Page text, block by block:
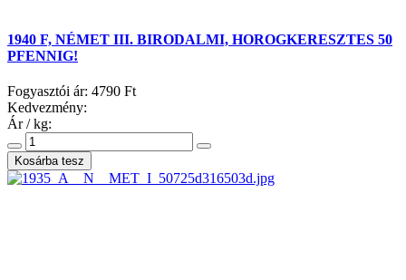
1940 F, NÉMET III. BIRODALMI, HOROGKERESZTES 50
PFENNIG!
Fogyasztói ár: 4790 Ft
Kedvezmény:
Ár / kg: